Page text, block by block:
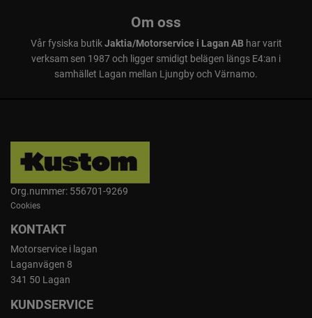
Om oss
Vår fysiska butikJaktia/Motorservice i Lagan ABhar varit
verksam sen 1987 och ligger smidigt belägen längs E4:an i
samhället Lagan mellan Ljungby och Värnamo.
Org.nummer: 556701-9269
Cookies
KONTAKT
Motorservice i lagan
Laganvägen 8
341 50 Lagan
KUNDSERVICE